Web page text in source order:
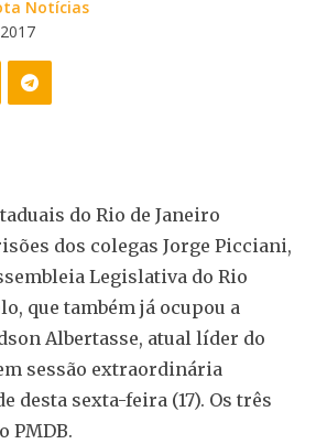
Notícias
do Rio de Janeiro
dos colegas Jorge Picciani,
Legislativa do Rio
que também já ocupou a
Albertasse, atual líder do
sessão extraordinária
desta sexta-feira (17). Os três
PMDB.